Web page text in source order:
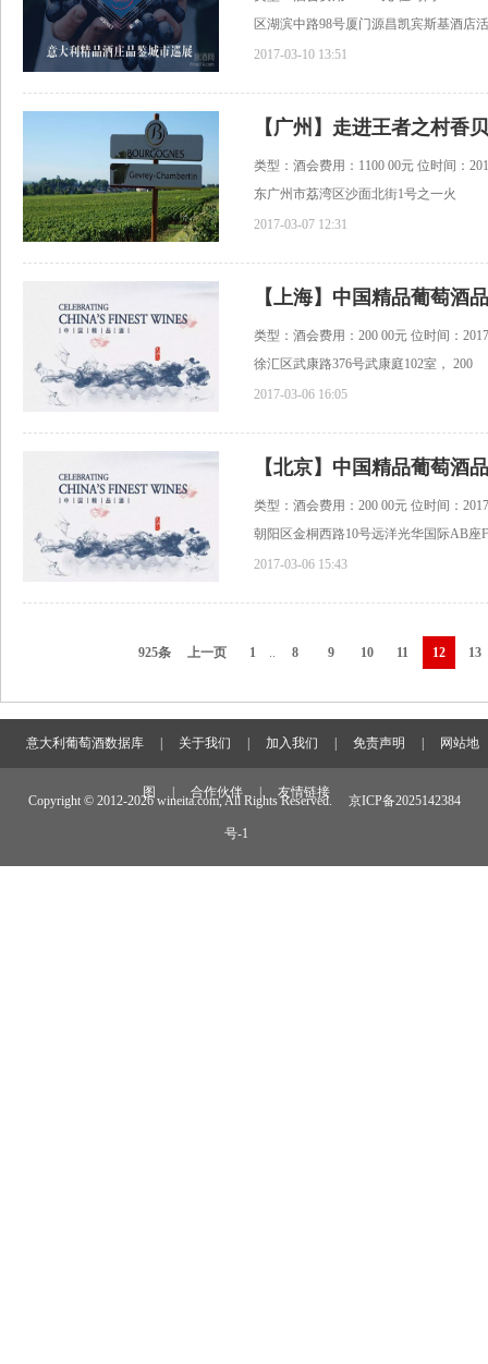
区湖滨中路98号厦门源昌凯宾斯基酒店
2017-03-10 13:51
【广州】走进王者之村香
类型：酒会费用：1100 00元 位时间：
东广州市荔湾区沙面北街1号之一火
2017-03-07 12:31
【上海】中国精品葡萄酒
类型：酒会费用：200 00元 位时间：
徐汇区武康路376号武康庭102室， 200
2017-03-06 16:05
【北京】中国精品葡萄酒
类型：酒会费用：200 00元 位时间：
朝阳区金桐西路10号远洋光华国际AB座F
2017-03-06 15:43
925条 上一页 1 .. 8 9 10 11 12 13
意大利葡萄酒数据库 关于我们 加入我们 免责声明 网站地
图 合作伙伴 友情链接
Copyright © 2012-2026 wineita.com, All Rights Reserved. 京ICP备2025142384
号-1